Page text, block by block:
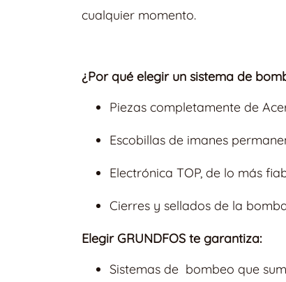
cualquier momento.
¿Por qué elegir un sistema de
Piezas completamente de
Escobillas de imanes
Electrónica TOP, de lo más
Cierres y sellados de la
Elegir GRUNDFOS te garantiza:
Sistemas de bombeo que